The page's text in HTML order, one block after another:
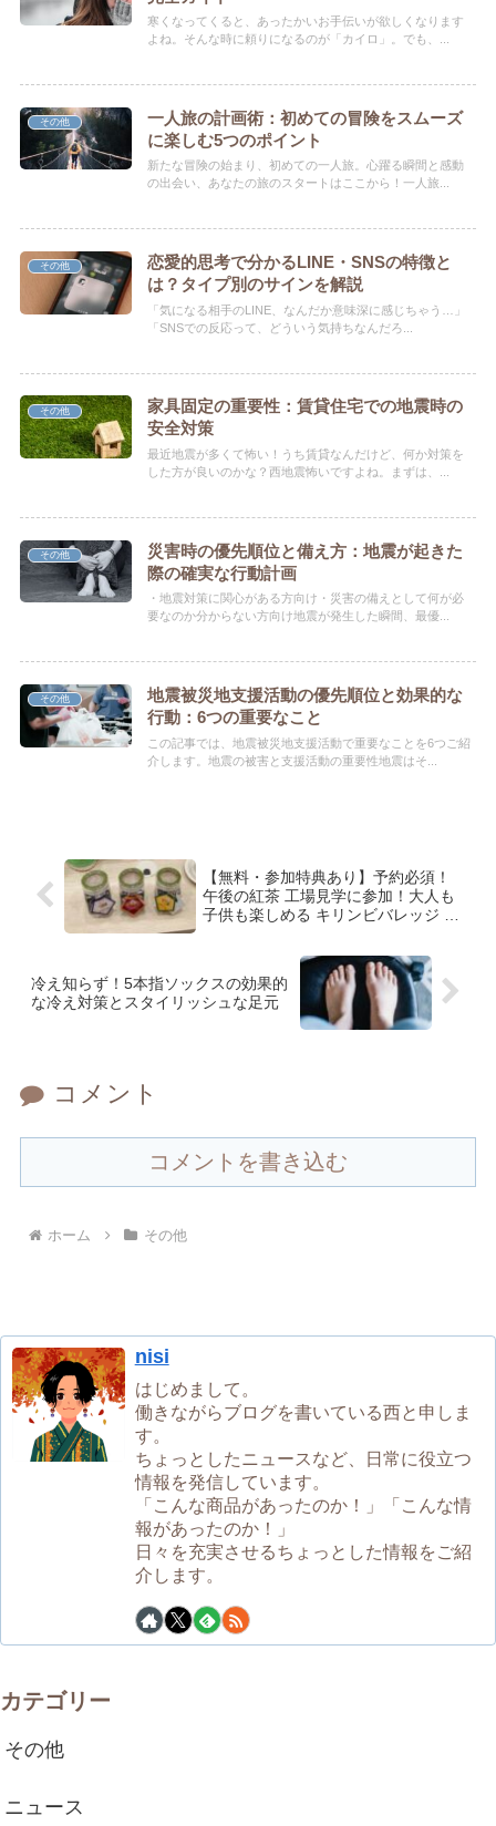
寒くなってくると、あったかいお手伝いが欲しくなります
よね。そんな時に頼りになるのが「カイロ」。でも、...
その他
一人旅の計画術：初めての冒険をスムーズ
に楽しむ5つのポイント
新たな冒険の始まり、初めての一人旅。心躍る瞬間と感動
の出会い、あなたの旅のスタートはここから！一人旅...
その他
恋愛的思考で分かるLINE・SNSの特徴と
は？タイプ別のサインを解説
「気になる相手のLINE、なんだか意味深に感じちゃう…」
「SNSでの反応って、どういう気持ちなんだろ...
その他
家具固定の重要性：賃貸住宅での地震時の
安全対策
最近地震が多くて怖い！うち賃貸なんだけど、何か対策を
した方が良いのかな？西地震怖いですよね。まずは、...
その他
災害時の優先順位と備え方：地震が起きた
際の確実な行動計画
・地震対策に関心がある方向け・災害の備えとして何が必
要なのか分からない方向け地震が発生した瞬間、最優...
その他
地震被災地支援活動の優先順位と効果的な
行動：6つの重要なこと
この記事では、地震被災地支援活動で重要なことを6つご紹
介します。地震の被害と支援活動の重要性地震はそ...
【無料・参加特典あり】予約必須！
午後の紅茶 工場見学に参加！大人も
子供も楽しめる キリンビバレッジ 滋
冷え知らず！5本指ソックスの効果的
な冷え対策とスタイリッシュな足元
コメント
コメントを書き込む
ホーム その他
nisi
はじめまして。
働きながらブログを書いている西と申しま
す。
ちょっとしたニュースなど、日常に役立つ
情報を発信しています。
「こんな商品があったのか！」「こんな情
報があったのか！」
日々を充実させるちょっとした情報をご紹
介します。
カテゴリー
その他
ニュース